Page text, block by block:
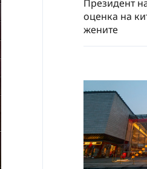
Президент
оценка на
жените